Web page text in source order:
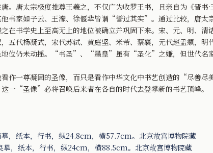
唐太宗极度推尊王羲之，不仅广为收罗王书，且亲自为《晋书
书家如子云、王濛、徐偃辈皆谓“誉过其实”。通过比较，唐
在书学史上至高无上的地位被确立并巩固下来。宋、元、明、
五代杨凝式，宋代苏轼、黄庭坚、米芾、蔡襄，元代赵孟頫，明
地位仍未动摇。“书圣”、“墨皇”虽有“圣化”之嫌，但世代名
一尊凝固的圣像，而只是看作中华文化中书艺创造的“尽善尽
一“圣像”必将召唤后来者在各自的时代去登攀新的书艺顶峰。
，纸本，行书，纵24.8cm，横57.7cm。北京故宫博物院藏
摹，纸本，行书，纵24cm，横88.5cm。北京故宫博物院藏